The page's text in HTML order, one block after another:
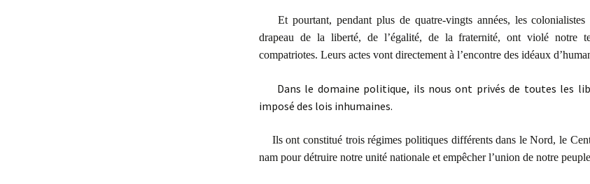
Et pourtant, pendant plus de quatre-vingts années, les colonialistes
drapeau de la liberté, de l’égalité, de la fraternité, ont violé notre
compatriotes. Leurs actes vont directement à l’encontre des idéaux
Dans le domaine politique, ils nous ont privés de toutes les
imposé des lois inhumaines.
Ils ont constitué trois régimes politiques différents dans le Nord, le
nam pour détruire notre unité nationale et empêcher l’union de notre